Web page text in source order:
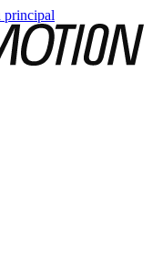
principal